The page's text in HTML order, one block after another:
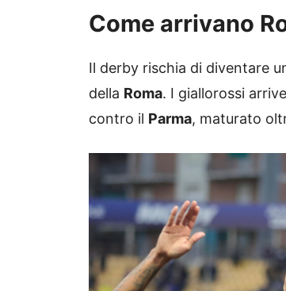
Come arrivano
Il derby rischia di diventare
della Roma. I giallorossi
contro il Parma, maturato